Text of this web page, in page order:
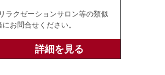
ラクゼーションサロン等の類似
お問合せください。
詳細を見る